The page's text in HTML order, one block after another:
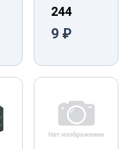
244
9 ₽